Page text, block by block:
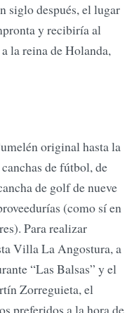
siglo después, el lugar
y recibiría al
la reina de Holanda,
original hasta la
de fútbol, de
de golf de nueve
(como sí en
Para realizar
Villa La Angostura, a
“Las Balsas” y el
Zorreguieta, el
preferidos a la hora de